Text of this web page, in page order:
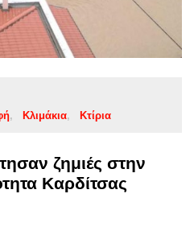
Κλιμάκια Κτίρια
ζημιές στην
Καρδίτσας